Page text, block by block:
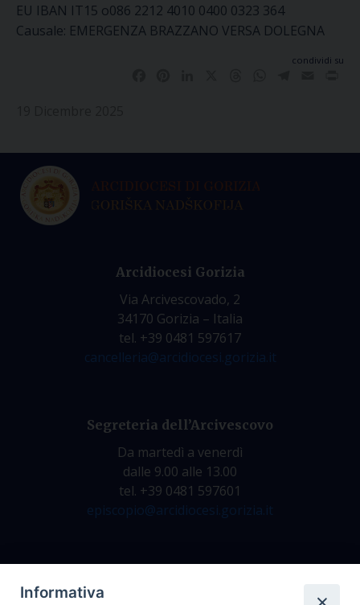
EU IBAN IT15 o086 2212 4010 0400 0323 364
Causale: EMERGENZA BRAZZANO VERSA DOLEGNA
condividi su
Arcidiocesi Gorizia
Via Arcivescovado, 2
34170 Gorizia – Italia
tel. +39 0481 597617
cancelleria@arcidiocesi.gorizia.it
Segreteria dell’Arcivescovo
Da martedì a venerdì
dalle 9.00 alle 13.00
tel. +39 0481 597601
episcopio@arcidiocesi.gorizia.it
Informativa